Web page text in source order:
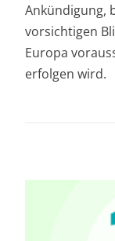
Ankündigung,
vorsichtigen
Europa
erfolgen wird.